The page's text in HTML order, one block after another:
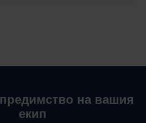
на вашия
екип